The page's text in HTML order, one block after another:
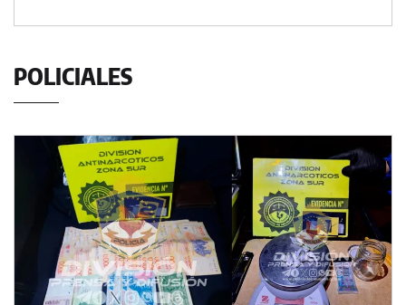
POLICIALES